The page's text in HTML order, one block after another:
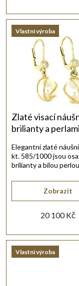
u
t Vlastní výroba
Zlaté visací
brilianty a perlami
20 100 Kč
Zobrazit
Elegantní zlaté
kt. 585/1000 jsou
brilianty a bílou
Vlastní výroba